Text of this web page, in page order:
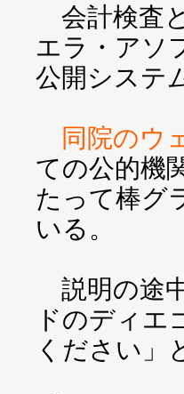
会計検査
エラ・アソ
公開システ
同院のウ
ての公的機
たって棒グ
いる。
説明の途
ドのディエ
ください」